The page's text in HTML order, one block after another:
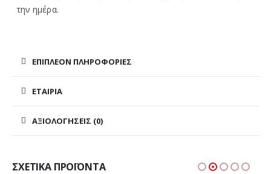
την ημέρα.
ΕΠΙΠΛΈΟΝ ΠΛΗΡΟΦΟΡΊΕΣ
ΕΤΑΙΡΊΑ
ΑΞΙΟΛΟΓΉΣΕΙΣ (0)
ΣΧΕΤΙΚΆ ΠΡΟΪΌΝΤΑ